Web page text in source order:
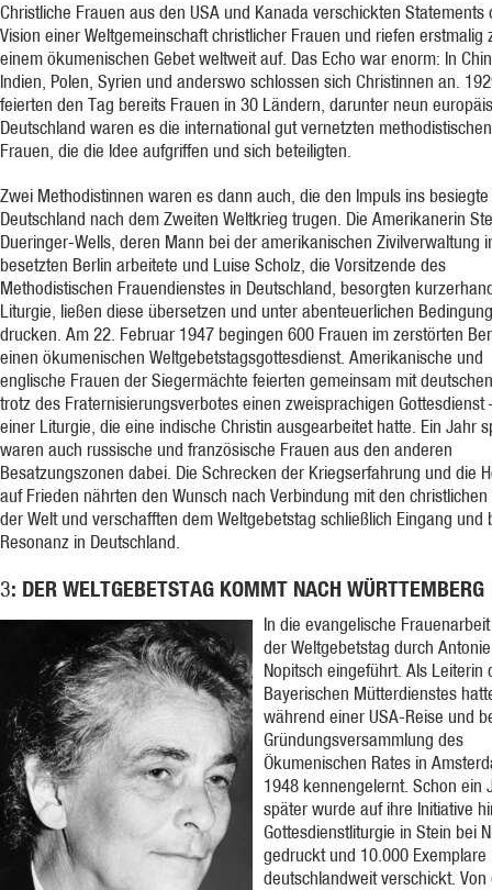
Christliche Frauen aus den USA und Kanada verschickten Statements
Vision einer Weltgemeinschaft christlicher Frauen und riefen erstmalig
einem ökumenischen Gebet weltweit auf. Das Echo war enorm: In
Indien, Polen, Syrien und anderswo schlossen sich Christinnen an.
feierten den Tag bereits Frauen in 30 Ländern, darunter neun
Deutschland waren es die international gut vernetzten methodistischen
Frauen, die die Idee aufgriffen und sich beteiligten.
Zwei Methodistinnen waren es dann auch, die den Impuls ins besiegte
Deutschland nach dem Zweiten Weltkrieg trugen. Die Amerikanerin
Dueringer-Wells, deren Mann bei der amerikanischen Zivilverwaltung
besetzten Berlin arbeitete und Luise Scholz, die Vorsitzende des
Methodistischen Frauendienstes in Deutschland, besorgten
Liturgie, ließen diese übersetzen und unter abenteuerlichen
drucken. Am 22. Februar 1947 begingen 600 Frauen im zerstörten
einen ökumenischen Weltgebetstagsgottesdienst. Amerikanische und
englische Frauen der Siegermächte feierten gemeinsam mit
trotz des Fraternisierungsverbotes einen zweisprachigen Gottesdienst
einer Liturgie, die eine indische Christin ausgearbeitet hatte. Ein Jahr
waren auch russische und französische Frauen aus den anderen
Besatzungszonen dabei. Die Schrecken der Kriegserfahrung und die
auf Frieden nährten den Wunsch nach Verbindung mit den
der Welt und verschafften dem Weltgebetstag schließlich Eingang und
Resonanz in Deutschland.
3: DER WELTGEBETSTAG KOMMT NACH WÜRTTEMBERG
In die evangelische
der Weltgebetstag durch Antonie
Nopitsch eingeführt. Als Leiterin
Bayerischen Mütterdienstes
während einer USA-Reise und
Gründungsversammlung des
Ökumenischen Rates in
1948 kennengelernt. Schon ein
später wurde auf ihre Initiative
Gottesdienstliturgie in Stein bei
gedruckt und 10.000 Exemplare
deutschlandweit verschickt. Von